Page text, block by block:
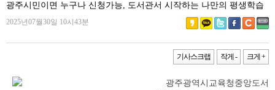
광주시민이면 누구나 신청가능, 도서관서 시작하는 나만의 평생학습
2025년07월30일 10시43분
기사스크랩 작게 - 크게 +
광주광역시교육청중앙도서